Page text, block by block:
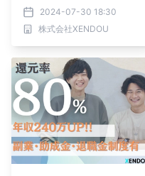
との連携を原動力に採用を
強化！
2024-07-30 18:30
株式会社XENDOU